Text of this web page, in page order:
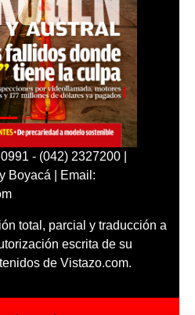
- (042) 2327200 |
Boyacá | Email:
total, parcial y traducción a
escrita de su
de Vistazo.com.